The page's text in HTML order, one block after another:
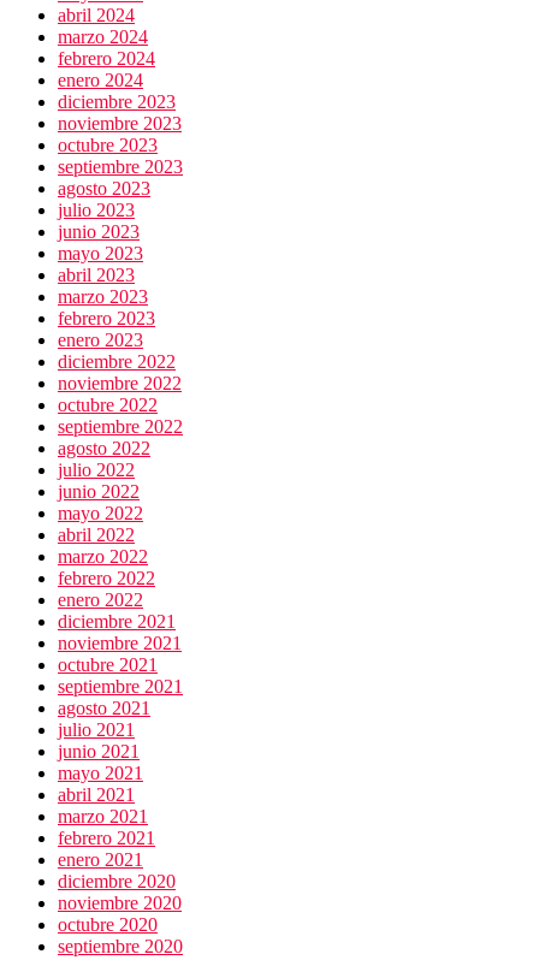
abril 2024
marzo 2024
febrero 2024
enero 2024
diciembre 2023
noviembre 2023
octubre 2023
septiembre 2023
agosto 2023
julio 2023
junio 2023
mayo 2023
abril 2023
marzo 2023
febrero 2023
enero 2023
diciembre 2022
noviembre 2022
octubre 2022
septiembre 2022
agosto 2022
julio 2022
junio 2022
mayo 2022
abril 2022
marzo 2022
febrero 2022
enero 2022
diciembre 2021
noviembre 2021
octubre 2021
septiembre 2021
agosto 2021
julio 2021
junio 2021
mayo 2021
abril 2021
marzo 2021
febrero 2021
enero 2021
diciembre 2020
noviembre 2020
octubre 2020
septiembre 2020